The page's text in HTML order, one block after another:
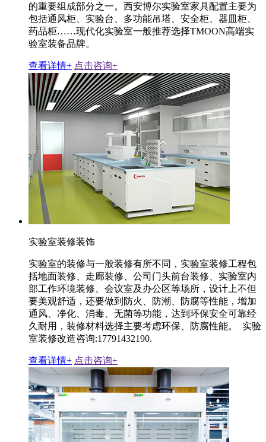
的重要组成部分之一。西安博尔实验室家具配置主要为
包括通风柜、实验台、多功能吊塔、安全柜、器皿柜、
药品柜……现代化实验室一般推荐选择TMOON高端实
验室装备品牌。
查看详情+ 点击咨询+
实验室装修装饰
实验室的装修与一般装修有所不同，实验室装修工程包
括地面装修、走廊装修、公司门头前台装修、实验室内
部工作环境装修、会议室及办公区等场所，设计上不但
要美观舒适，还要做到防火、防潮、防腐等性能，增加
通风、净化、消毒、无菌等功能，达到环保安全可靠经
久耐用，装修材料选择主要考虑环保、防腐性能。 实验
室装修改造咨询:17791432190.
查看详情+ 点击咨询+